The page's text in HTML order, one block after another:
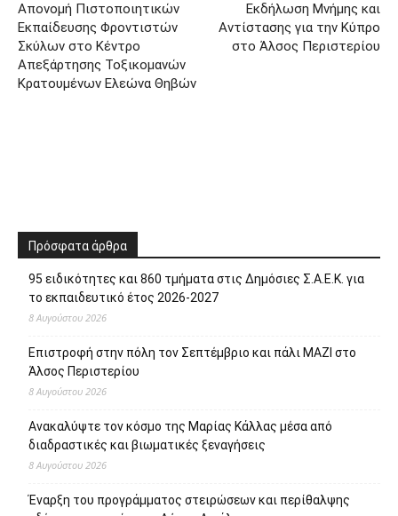
Απονομή Πιστοποιητικών
Εκπαίδευσης Φροντιστών
Σκύλων στο Κέντρο
Απεξάρτησης Τοξικομανών
Κρατουμένων Ελεώνα Θηβών
Εκδήλωση Μνήμης και
Αντίστασης για την Κύπρο
στο Άλσος Περιστερίου